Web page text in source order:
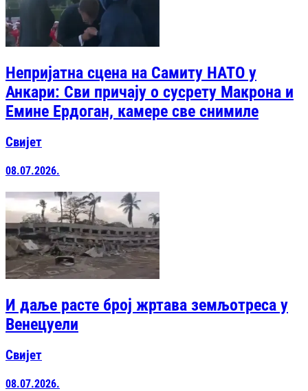
Непријатна сцена на Самиту НАТО у
Анкари: Сви причају о сусрету Макрона и
Емине Ердоган, камере све снимиле
Свијет
08.07.2026.
И даље расте број жртава земљотреса у
Венецуели
Свијет
08.07.2026.